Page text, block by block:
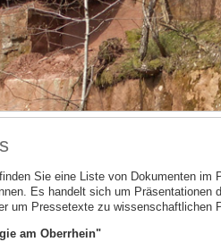
Sie eine Liste von Dokumenten im
Es handelt sich um
um Pressetexte zu wissenschaftlichen
am Oberrhein"